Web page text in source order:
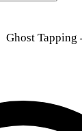
Ghost Tapping